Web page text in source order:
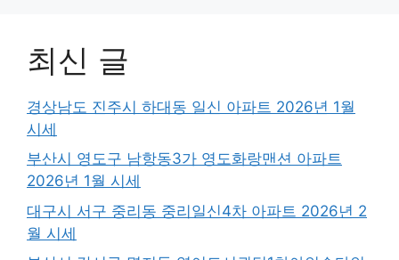
최신 글
경상남도 진주시 하대동 일신 아파트 2026년 1월
시세
부산시 영도구 남항동3가 영도화랑맨션 아파트
2026년 1월 시세
대구시 서구 중리동 중리일신4차 아파트 2026년 2
월 시세